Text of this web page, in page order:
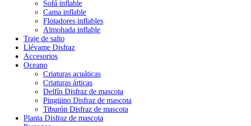
Sofá inflable
Cama inflable
Flotadores inflables
Almohada inflable
Traje de salto
Llévame Disfraz
Accesorios
Oceano
Criaturas acuáticas
Criaturas árticas
Delfín Disfraz de mascota
Pingüino Disfraz de mascota
Tiburón Disfraz de mascota
Planta Disfraz de mascota